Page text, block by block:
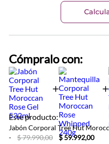
Cómpralo con:
Este producto:
Jabón Corporal Tree Hut
-
$ 79.990,00
$ 59.992,00